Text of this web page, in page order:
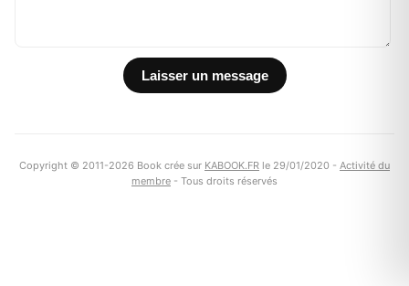
Copyright © 2011-2026 Book crée sur KABOOK.FR le 29/01/2020 - Activité du
membre - Tous droits réservés